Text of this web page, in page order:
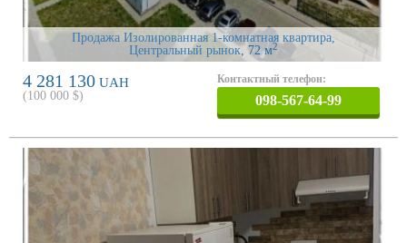
Продажа Изолированная 1-комнатная квартира,
Центральный рынок, 72 м2
4 281 130 UAH
(100 000 $)
Контактный телефон:
098-567-64-99